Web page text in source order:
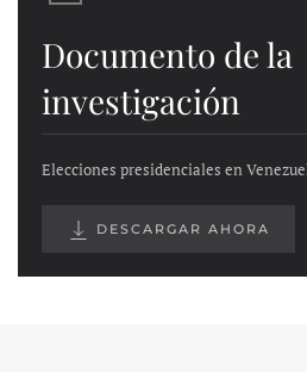
Documento de la
investigación
Elecciones presidenciales en
DESCARGAR AHORA